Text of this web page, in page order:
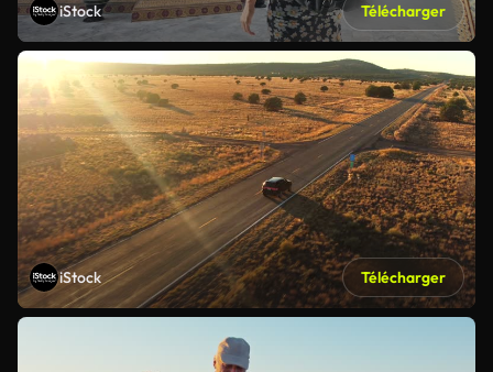
iStock Télécharger
iStock Télécharger